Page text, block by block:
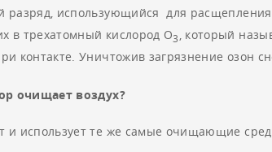
разряд, использующийся для
в трехатомный кислород О3
, который
контакте. Уничтожив загрязнение озон
очищает воздух?
и использует те же самые очищающие